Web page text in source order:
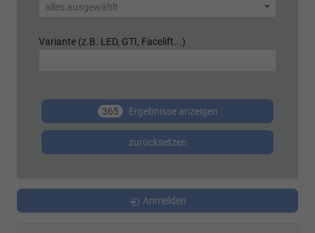
alles ausgewählt
Variante (z.B. LED, GTI, Facelift...)
365 Ergebnisse anzeigen
zurücksetzen
Anmelden